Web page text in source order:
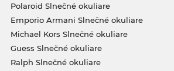
Polaroid Slnečné okuliare
Emporio Armani Slnečné okuliare
Michael Kors Slnečné okuliare
Guess Slnečné okuliare
Ralph Slnečné okuliare